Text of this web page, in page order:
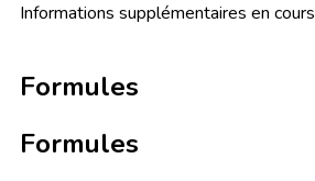
Informations supplémentaires en cours
Formules
Formules